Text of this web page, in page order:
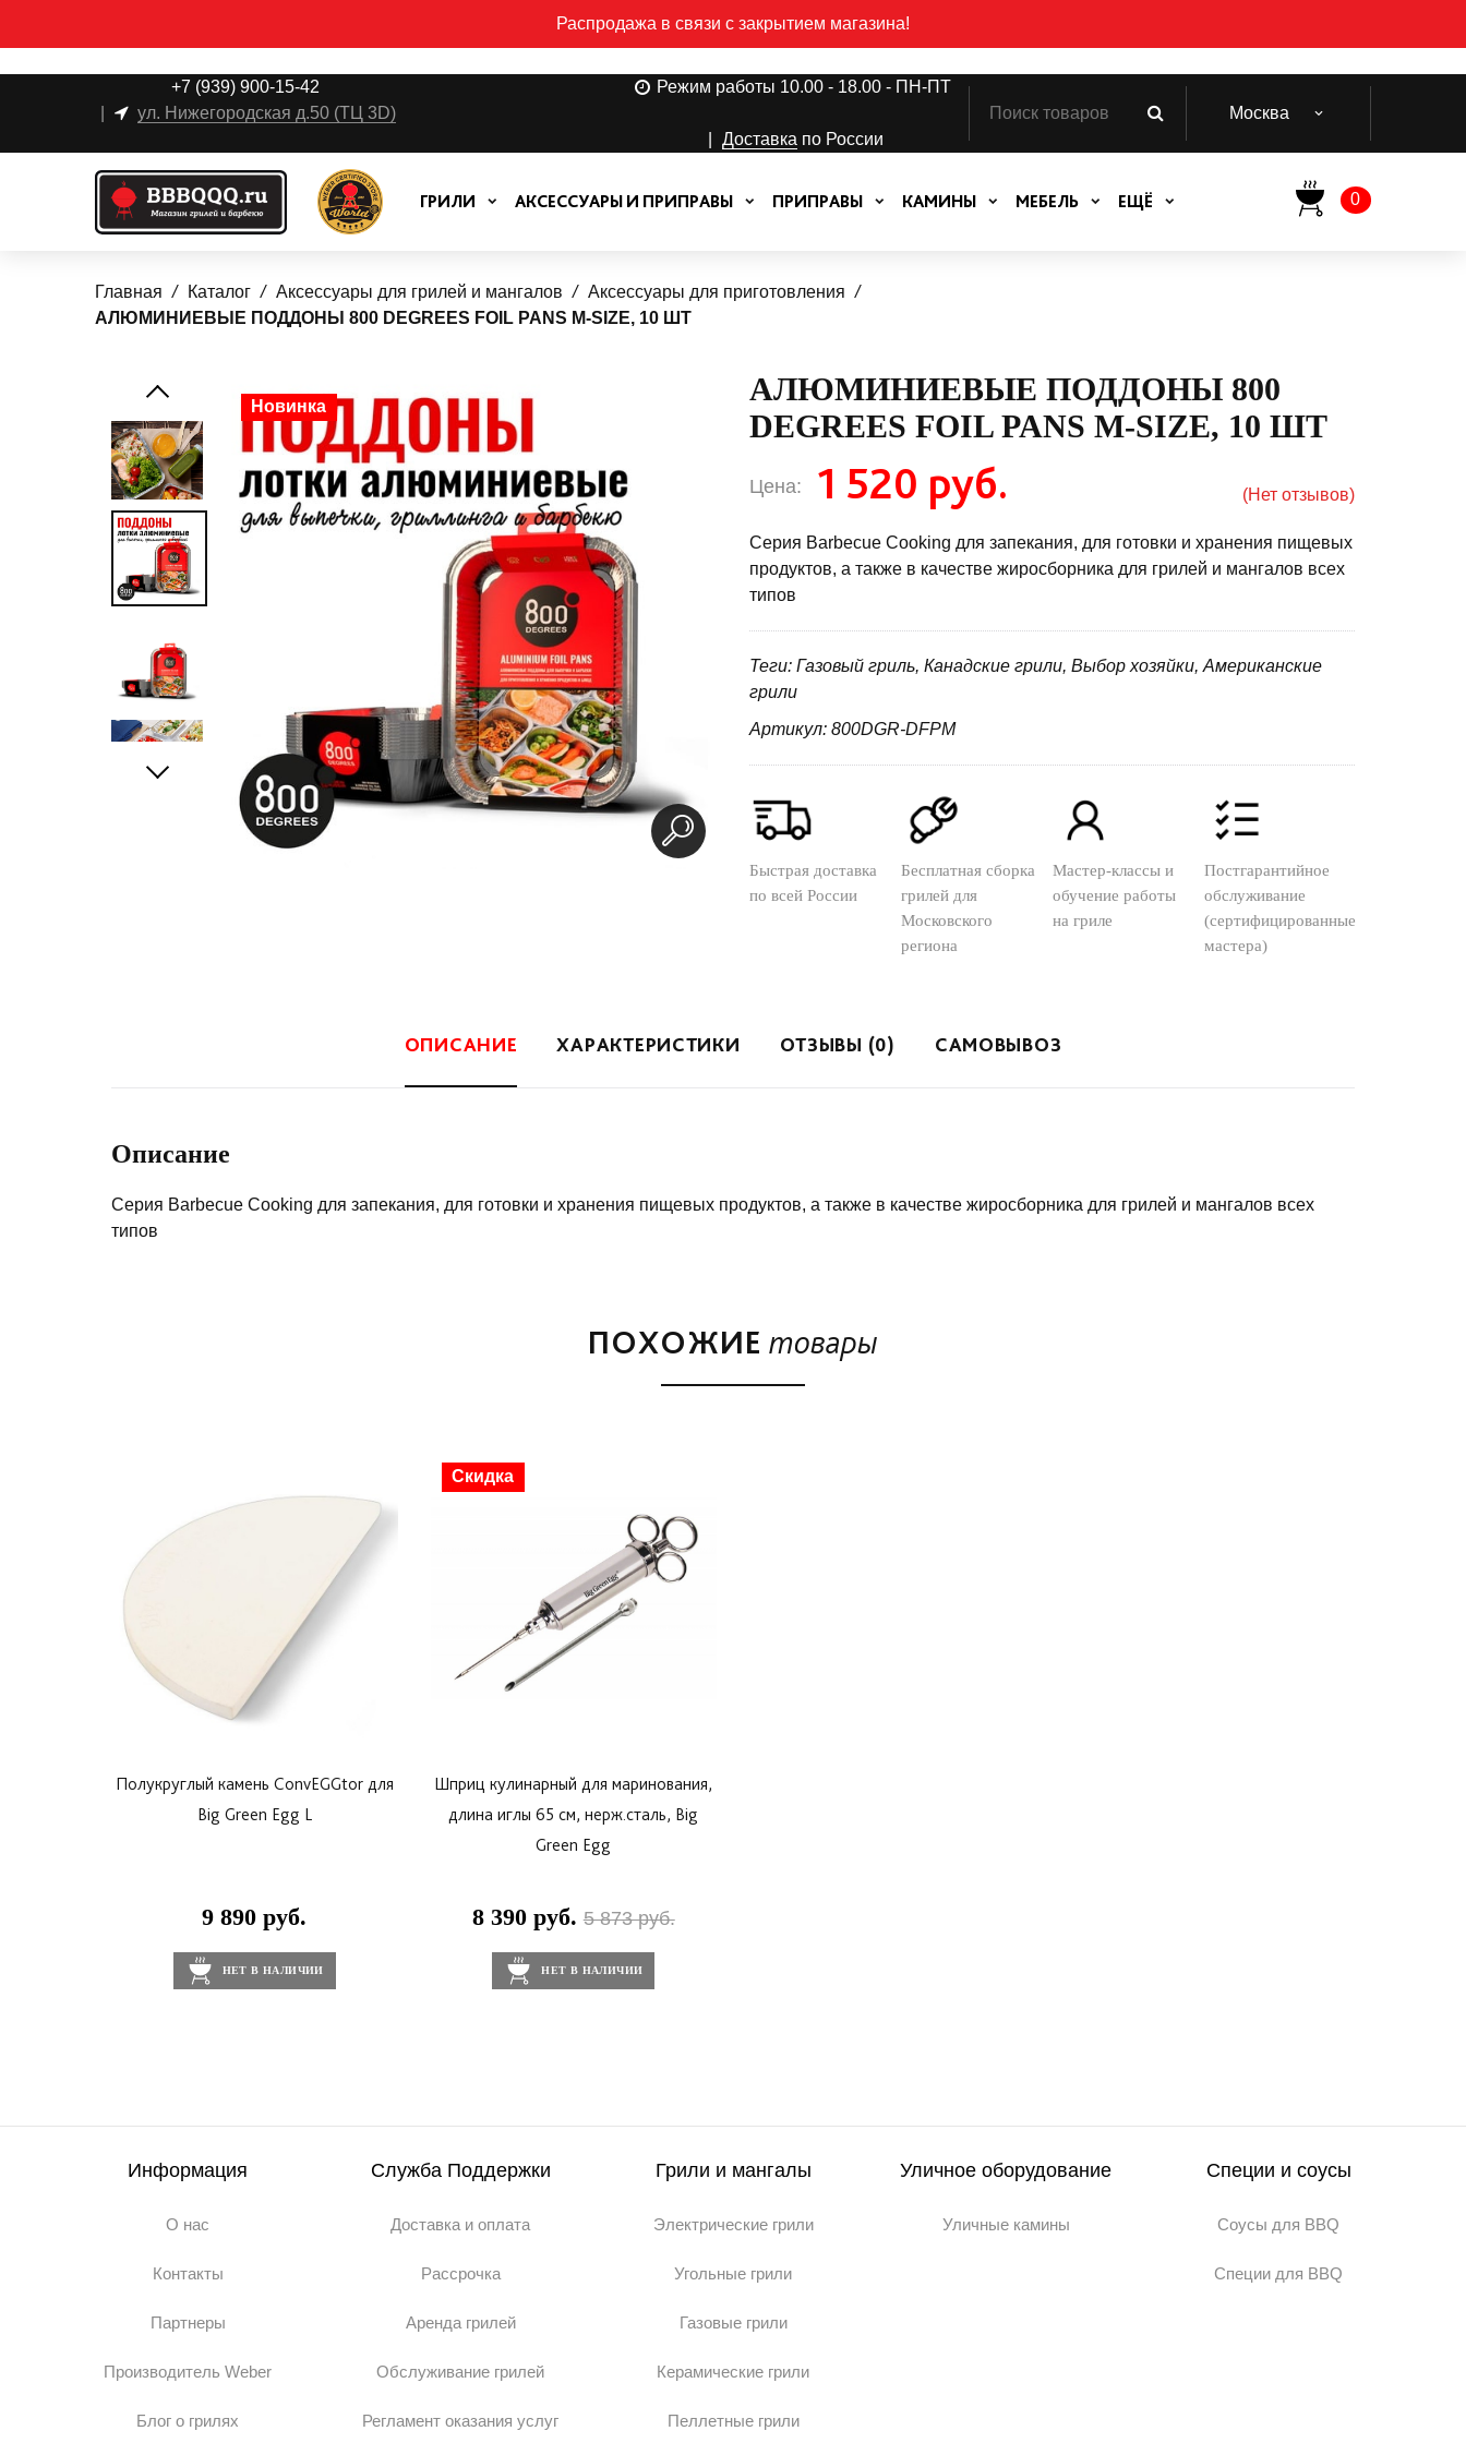
Распродажа в связи с закрытием магазина!
+7 (939) 900-15-42
ул. Нижегородская д.50 (ТЦ 3D)
Режим работы 10.00 - 18.00 - ПН-ПТ
Доставка по России
Москва
0
ГРИЛИ АКСЕССУАРЫ И ПРИПРАВЫ ПРИПРАВЫ КАМИНЫ МЕБЕЛЬ ЕЩЁ
Главная Каталог Аксессуары для грилей и мангалов
Аксессуары для приготовления
АЛЮМИНИЕВЫЕ ПОДДОНЫ 800 DEGREES FOIL PANS M-SIZE, 10 ШТ
Новинка
Новинка
Новинка
Новинка
АЛЮМИНИЕВЫЕ ПОДДОНЫ 800
DEGREES FOIL PANS M-SIZE, 10 ШТ
Цена: 1 520 руб. (Нет отзывов)
Серия Barbecue Cooking для запекания, для готовки и хранения пищевых
продуктов, а также в качестве жиросборника для грилей и мангалов всех
типов
Теги: Газовый гриль, Канадские грили, Выбор хозяйки, Американские
грили
Артикул: 800DGR-DFPM
Быстрая доставка
по всей России
Бесплатная сборка
грилей для
Московского
региона
Мастер-классы и
обучение работы
на гриле
Постгарантийное
обслуживание
(сертифицированные
мастера)
ОПИСАНИЕ ХАРАКТЕРИСТИКИ ОТЗЫВЫ (0) САМОВЫВОЗ
Описание
Серия Barbecue Cooking для запекания, для готовки и хранения пищевых продуктов, а также в качестве жиросборника для грилей и мангалов всех
типов
ПОХОЖИЕ товары
Полукруглый камень ConvEGGtor для
Big Green Egg L
9 890 руб.
НЕТ В НАЛИЧИИ
Скидка
Шприц кулинарный для маринования,
длина иглы 65 см, нерж.сталь, Big
Green Egg
8 390 руб.5 873 руб.
НЕТ В НАЛИЧИИ
Информация
О нас
Контакты
Партнеры
Производитель Weber
Блог о грилях
Служба Поддержки
Доставка и оплата
Рассрочка
Аренда грилей
Обслуживание грилей
Регламент оказания услуг
Грили и мангалы
Электрические грили
Угольные грили
Газовые грили
Керамические грили
Пеллетные грили
Уличное оборудование
Уличные камины
Специи и соусы
Соусы для BBQ
Специи для BBQ